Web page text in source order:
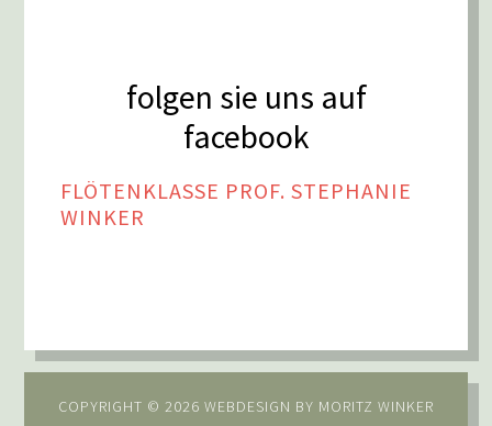
folgen sie uns auf
facebook
FLÖTENKLASSE PROF. STEPHANIE
WINKER
COPYRIGHT © 2026 WEBDESIGN BY MORITZ WINKER